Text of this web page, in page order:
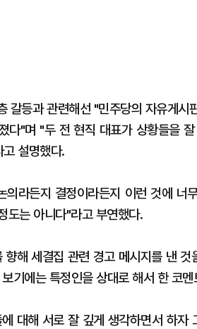
갈등과 관련해선 "민주당의 자유게시
다"며 "두 전 현직 대표가 상황들을
설명했다.
의라든지 결정이라든지 이런 것에 너
도는 아니다"라고 부연했다.
해 세결집 관련 경고 메시지를 낸
기에는 특정인을 상대로 해서 한 코
대해 서로 잘 깊게 생각하면서 하자